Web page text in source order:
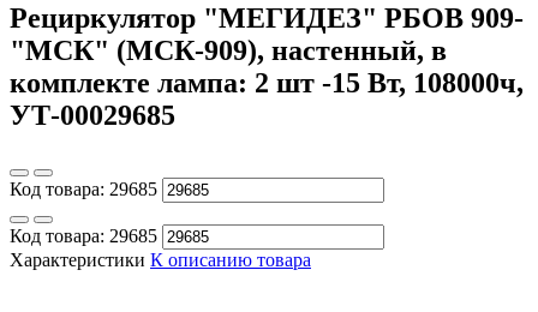
Рециркулятор "МЕГИДЕЗ" РБОВ 909-
"МСК" (МСК-909), настенный, в
комплекте лампа: 2 шт -15 Вт, 108000ч,
УТ-00029685
Код товара: 29685
Код товара: 29685
Характеристики К описанию товара